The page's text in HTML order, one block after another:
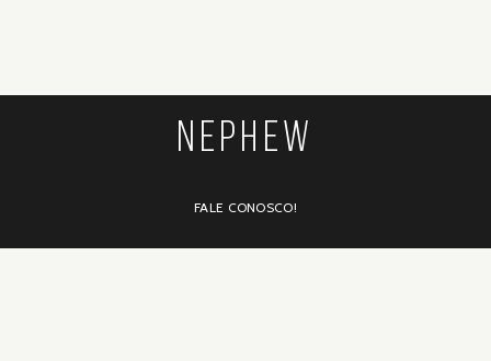
NEPHEW
FALE CONOSCO!